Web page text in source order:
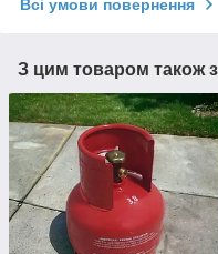
Всі умови повернення
З цим товаром також